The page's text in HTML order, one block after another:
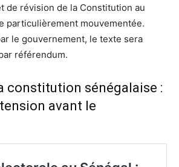
de révision de la Constitution au
particulièrement mouvementée.
le gouvernement, le texte sera
référendum.
constitution sénégalaise :
avant le